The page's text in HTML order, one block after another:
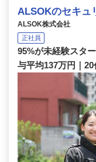
ALSOKのセキュ
ALSOK株式会社
正社員
95%が未経験スタ
与平均137万円｜20